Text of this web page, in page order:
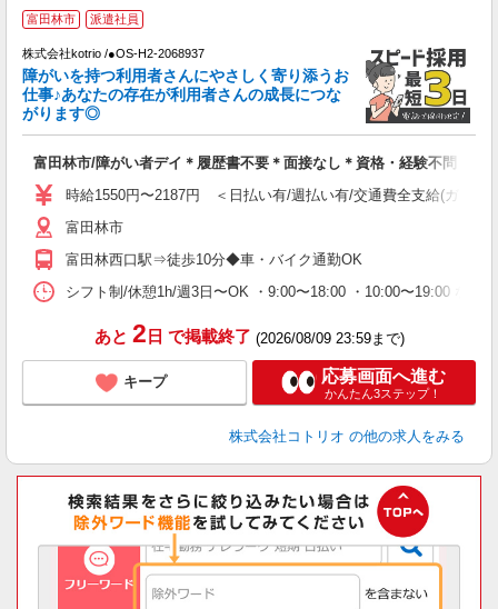
富田林市 派遣社員
株式会社kotrio /●OS-H2-2068937
障がいを持つ利用者さんにやさしく寄り添うお
仕事♪あなたの存在が利用者さんの成長につな
がります◎
富田林市/障がい者デイ＊履歴書不要＊面接なし＊資格・経験不問！
時給1550円〜2187円 ＜日払い有/週払い有/交通費全支給(ガソリ
富田林市
富田林西口駅⇒徒歩10分◆車・バイク通勤OK
シフト制/休憩1h/週3日〜OK ・9:00〜18:00 ・10:00〜19:00 など
あと 2 日 で掲載終了 (2026/08/09 23:59まで)
キープ 応募画面へ進む
かんたん3ステップ！
株式会社コトリオ の他の求人をみる